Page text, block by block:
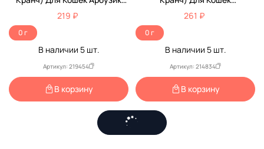
16см, Плюш, С Кошачьей
Мятой И Перышками, Красная
219 ₽
0 г
В наличии 5шт.
Артикул: 219454
В корзину
Баклажанчик И Мышка 19см,
Плюш, С Кошачьей Мятой,
261 ₽
0 г
В наличии 5шт.
Артикул: 214834
В корзину